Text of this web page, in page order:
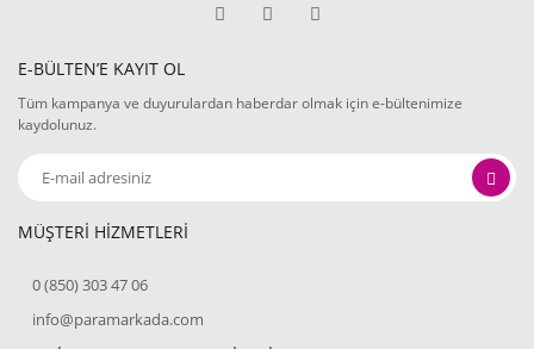
E-BÜLTEN’E KAYIT OL
Tüm kampanya ve duyurulardan haberdar olmak için e-bültenimize
kaydolunuz.
MÜŞTERİ HİZMETLERİ
0 (850) 303 47 06
info@paramarkada.com